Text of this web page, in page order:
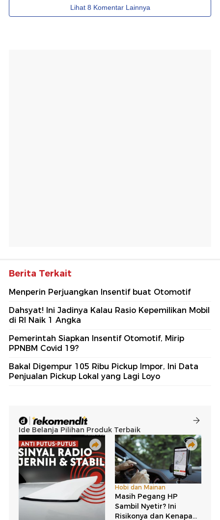
Berita Terkait
Menperin Perjuangkan Insentif buat Otomotif
Dahsyat! Ini Jadinya Kalau Rasio Kepemilikan Mobil
di RI Naik 1 Angka
Pemerintah Siapkan Insentif Otomotif, Mirip
PPNBM Covid 19?
Bakal Digempur 105 Ribu Pickup Impor, Ini Data
Penjualan Pickup Lokal yang Lagi Loyo